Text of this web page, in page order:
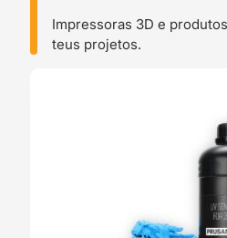
Impressoras 3D e
teus projetos.